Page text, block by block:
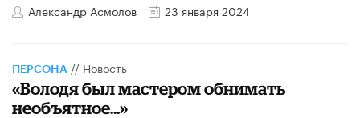
Александр Асмолов 23 января 2024
ПЕРСОНА // Новость
«Володя был мастером обнимать
необъятное…»